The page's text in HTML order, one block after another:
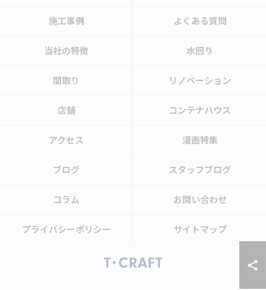
施工事例 よくある質問
当社の特徴 水回り
間取り リノベーション
店舗 コンテナハウス
アクセス 漫画特集
ブログ スタッフブログ
コラム お問い合わせ
プライバシーポリシー サイトマップ